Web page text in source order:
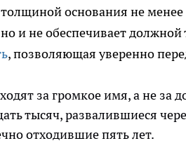
основания не
но и не обеспечивает
, позволяющая уверенно
за громкое имя, а не за
тысяч, развалившиеся
отходившие пять лет.